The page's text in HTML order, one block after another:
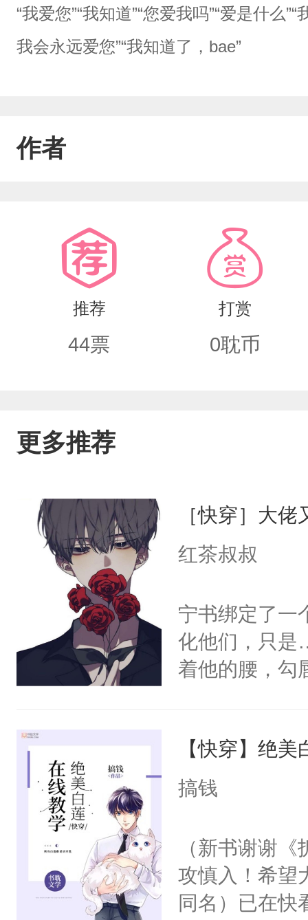
“我爱您”“我知道”“您爱我吗”“爱是什么
我会永远爱您”“我知道了，bae”
作者
推荐
44票
打赏
0耽币
更多推荐
［快穿］大
红茶叔叔
宁书绑定了一
化他们，只是
着他的腰，勾
来，给老公
用力——为你
【快穿】绝
搞钱
（新书谢谢
攻慎入！希望
同名）已在快